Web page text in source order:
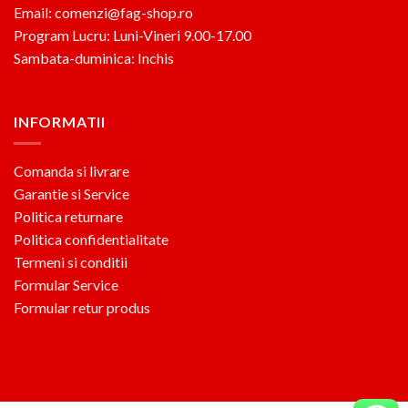
Email: comenzi@fag-shop.ro
Program Lucru: Luni-Vineri 9.00-17.00
Sambata-duminica: Inchis
INFORMATII
Comanda si livrare
Garantie si Service
Politica returnare
Politica confidentialitate
Termeni si conditii
Formular Service
Formular retur produs